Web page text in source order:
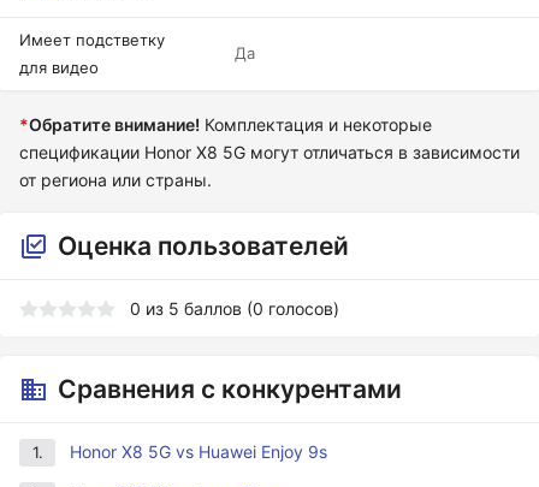
Имеет подстветку
для видео
Да
*Обратите внимание! Комплектация и некоторые
спецификации Honor X8 5G могут отличаться в зависимости
от региона или страны.
Оценка пользователей
0 из 5 баллов (0 голосов)
Сравнения с конкурентами
1. Honor X8 5G vs Huawei Enjoy 9s